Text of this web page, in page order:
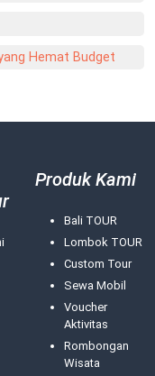
Hemat Budget
Produk Kami
Bali TOUR
Lombok TOUR
Custom Tour
Sewa Mobil
Voucher
Aktivitas
Rombongan
Wisata